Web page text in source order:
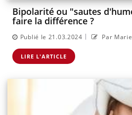
Bipolarité ou "sautes
faire la différence ?
Publié le 21.03.2024 | Par
LIRE L'ARTICLE